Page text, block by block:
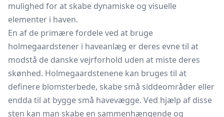
mulighed for at skabe dynamiske og visuelle
elementer i haven.
En af de primære fordele ved at bruge
holmegaardstener i haveanlæg er deres evne til at
modstå de danske vejrforhold uden at miste deres
skønhed. Holmegaardstenene kan bruges til at
definere blomsterbede, skabe små siddeområder eller
endda til at bygge små havevægge. Ved hjælp af disse
sten kan man skabe en sammenhængende og